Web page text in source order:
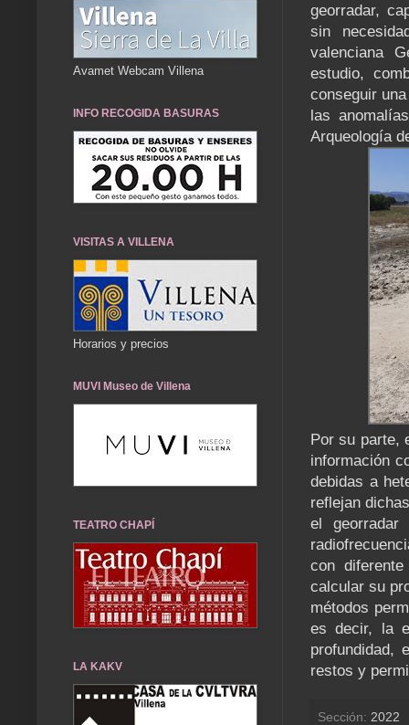
georradar,
sin
valenciana
estudio,
conseguir
las
Arqueología
Por su parte,
información
debidas a
reflejan
el
con
calcular su
métodos
es decir, la
profundidad,
restos y
Sección: 2022
Avamet Webcam Villena
INFO RECOGIDA BASURAS
VISITAS A VILLENA
Horarios y precios
MUVI Museo de Villena
TEATRO CHAPÍ
LA KAKV